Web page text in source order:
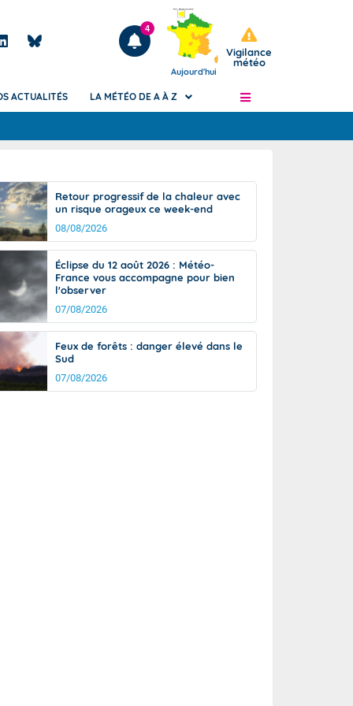
Articles
4
Aujourd'hui
Vigilance
météo
de
Phénomènes dangereux de J+2 à J+7
Avertissement pluies intenses à l'échelle
des communes (Apic)
Bulletins Marine
Bulletins d'estimation du risque
d'avalanche
Météo des forêts
Vigicrues
ACTUALITÉS LA MÉTÉO DE A À Z
Retour progressif de la chaleur avec
un risque orageux ce week-end
08/08/2026
Éclipse du 12 août 2026 : Météo-
France vous accompagne pour bien
l'observer
07/08/2026
Feux de forêts : danger élevé dans le
Sud
07/08/2026